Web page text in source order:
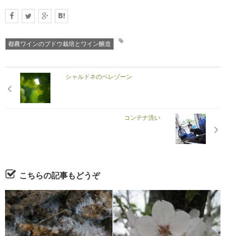
都農ワインのブドウ栽培とワイン醸造
シャルドネのベレゾーン
コンテナ洗い
こちらの記事もどうぞ